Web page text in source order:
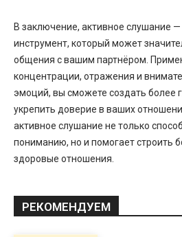
В заключение, активное слушание
инструмент, который может
общения с вашим партнёром.
концентрации, отражения и
эмоций, вы сможете создать более
укрепить доверие в ваших
активное слушание не только
пониманию, но и помогает строить
здоровые отношения.
РЕКОМЕНДУЕМ